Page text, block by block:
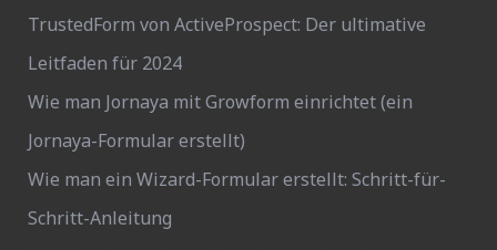
TrustedForm von ActiveProspect: Der ultimative
Leitfaden für 2024
Wie man Jornaya mit Growform einrichtet (ein
Jornaya-Formular erstellt)
Wie man ein Wizard-Formular erstellt: Schritt-für-
Schritt-Anleitung